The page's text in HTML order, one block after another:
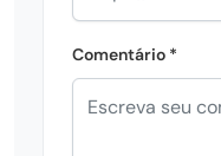
Comentário *